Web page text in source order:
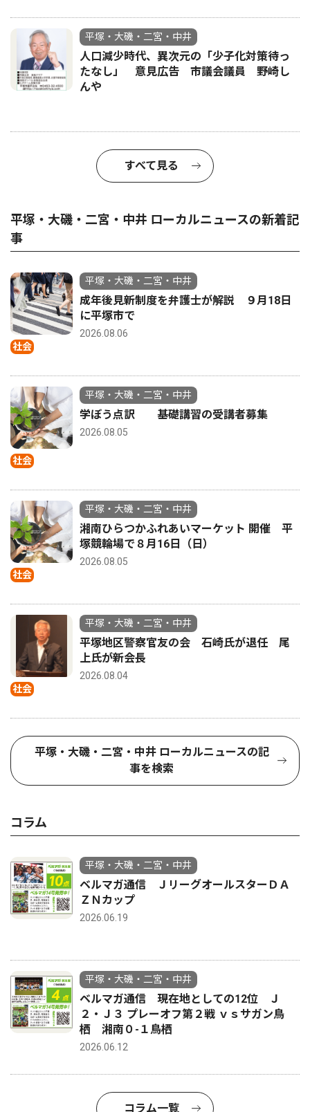
平塚・大磯・二宮・中井
人口減少時代、異次元の「少子化対策待っ
たなし」 意見広告 市議会議員 野崎し
んや
すべて見る
平塚・大磯・二宮・中井 ローカルニュースの新着記
事
社会
平塚・大磯・二宮・中井
成年後見新制度を弁護士が解説 ９月18日
に平塚市で
2026.08.06
社会
平塚・大磯・二宮・中井
学ぼう点訳 基礎講習の受講者募集
2026.08.05
社会
平塚・大磯・二宮・中井
湘南ひらつかふれあいマーケット 開催 平
塚競輪場で８月16日（日）
2026.08.05
社会
平塚・大磯・二宮・中井
平塚地区警察官友の会 石崎氏が退任 尾
上氏が新会長
2026.08.04
平塚・大磯・二宮・中井 ローカルニュースの記
事を検索
コラム
平塚・大磯・二宮・中井
ベルマガ通信 ＪリーグオールスターＤＡ
ＺＮカップ
2026.06.19
平塚・大磯・二宮・中井
ベルマガ通信 現在地としての12位 Ｊ
２・Ｊ３ プレーオフ第２戦 ｖｓサガン鳥
栖 湘南０-１鳥栖
2026.06.12
コラム一覧